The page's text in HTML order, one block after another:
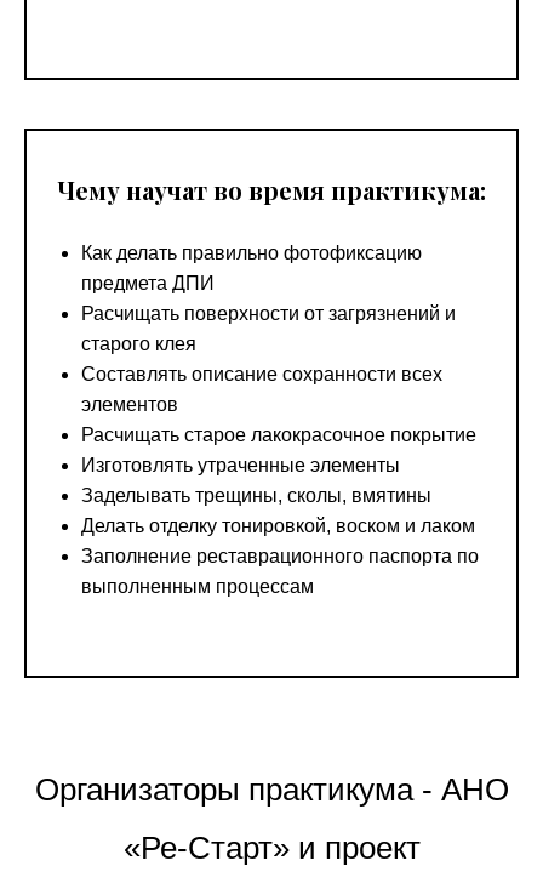
Чему научат во время практикума:
Как делать правильно фотофиксацию
предмета ДПИ
Расчищать поверхности от загрязнений и
старого клея
Составлять описание сохранности всех
элементов
Расчищать старое лакокрасочное покрытие
Изготовлять утраченные элементы
Заделывать трещины, сколы, вмятины
Делать отделку тонировкой, воском и лаком
Заполнение реставрационного паспорта по
выполненным процессам
Организаторы практикума - АНО
«Ре-Старт» и проект